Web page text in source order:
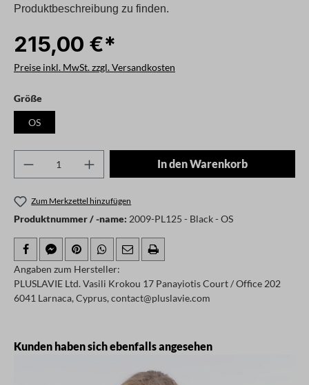
Produktbeschreibung zu finden.
215,00 €*
Preise inkl. MwSt. zzgl. Versandkosten
Größeauswählen
OS
Produkt Anzahl: Gib den gewünschten
In den Warenkorb
Zum Merkzettel hinzufügen
Produktnummer / -name: 2009-PL125 - Black - OS
Angaben zum Hersteller:
PLUSLAVIE Ltd. Vasili Krokou 17 Panayiotis Court / Office 202
6041 Larnaca, Cyprus, contact@pluslavie.com
Produktgalerie überspringen
Kunden haben sich ebenfalls angesehen